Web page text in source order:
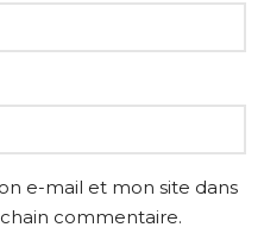
e-mail et mon site dans
commentaire.